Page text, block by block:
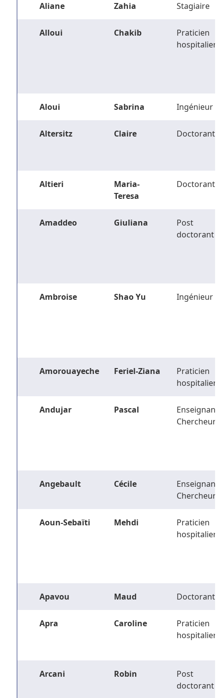
Aliane Zahia Stagiaire
Alloui Chakib
Praticien
hospitalier
Aloui Sabrina Ingénieur
Altersitz Claire Doctorant
Altieri
Maria-
Teresa
Doctorant
Amaddeo Giuliana
Post
doctorant
Ambroise Shao Yu Ingénieur
Amorouayeche Feriel-Ziana
Praticien
hospitalier
Andujar Pascal
Enseignant-
Chercheur
Angebault Cécile
Enseignant-
Chercheur
Aoun-Sebaïti Mehdi
Praticien
hospitalier
Apavou Maud Doctorant
Apra Caroline
Praticien
hospitalier
Arcani Robin
Post
doctorant